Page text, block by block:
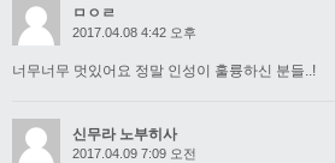
ㅁㅇㄹ
2017.04.08 4:42 오후
너무너무 멋있어요 정말 인성이 훌륭하신 분들..!
신무라 노부히사
2017.04.09 7:09 오전